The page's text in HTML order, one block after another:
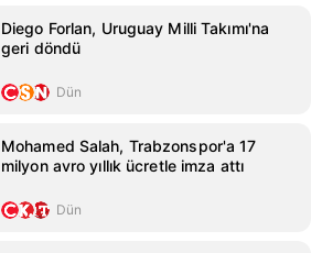
Diego Forlan, Uruguay Milli Takımı'na
geri döndü
Dün
Mohamed Salah, Trabzonspor'a 17
milyon avro yıllık ücretle imza attı
Dün